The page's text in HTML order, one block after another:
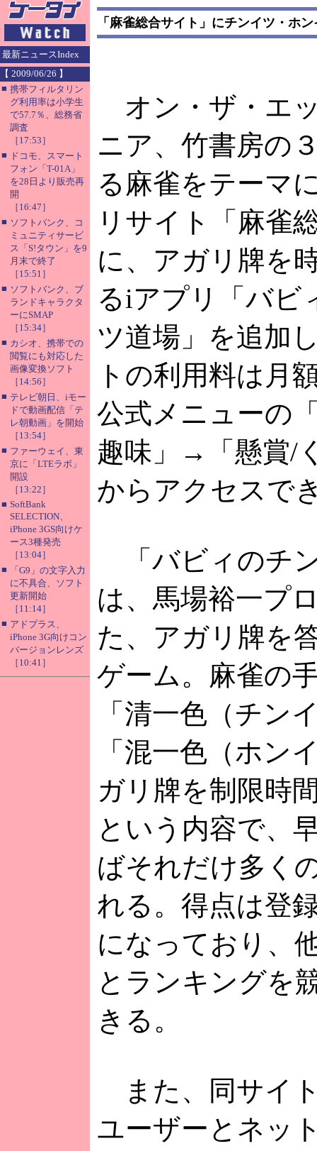
最新ニュースIndex
【 2009/06/26 】
■ 携帯フィルタリン
グ利用率は小学生
で57.7％、総務省
調査
［17:53］
■ ドコモ、スマート
フォン「T-01A」
を28日より販売再
開
［16:47］
■ ソフトバンク、コ
ミュニティサービ
ス「S!タウン」を9
月末で終了
［15:51］
■ ソフトバンク、ブ
ランドキャラクタ
ーにSMAP
［15:34］
■ カシオ、携帯での
閲覧にも対応した
画像変換ソフト
［14:56］
■ テレビ朝日、iモー
ドで動画配信「テ
レ朝動画」を開始
［13:54］
■ ファーウェイ、東
京に「LTEラボ」
開設
［13:22］
■ SoftBank
SELECTION、
iPhone 3GS向けケ
ース3種発売
［13:04］
■
「G9」の文字入力
に不具合、ソフト
更新開始
［11:14］
■ アドプラス、
iPhone 3G向けコン
バージョンレンズ
［10:41］
「麻雀総合サイト」にチンイツ・ホ
オン・ザ・エ
ニア、竹書房の
る麻雀をテーマ
リサイト「麻雀
に、アガリ牌を
るiアプリ「バビ
ツ道場」を追加
トの利用料は月
公式メニューの
趣味」→「懸賞/
からアクセスで
「バビィのチ
は、馬場裕一プ
た、アガリ牌を
ゲーム。麻雀の
「清一色（チン
「混一色（ホン
ガリ牌を制限時
という内容で、
ばそれだけ多く
れる。得点は登
になっており、
とランキングを
きる。
また、同サイ
ユーザーとネッ